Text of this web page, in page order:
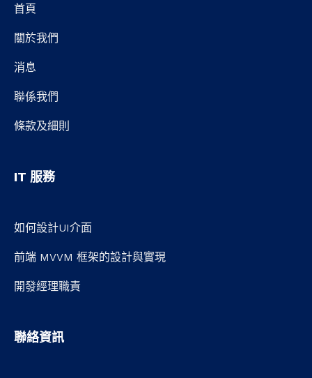
首頁
關於我們
消息
聯係我們
條款及細則
IT 服務
如何設計UI介面
前端 MVVM 框架的設計與實現
開發經理職責
聯絡資訊